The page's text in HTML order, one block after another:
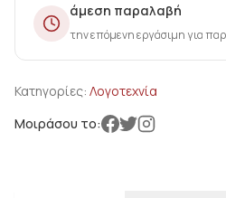
άμεση παραλαβή
την επόμενη εργάσιμη για
Κατηγορίες: Λογοτεχνία
Μοιράσου το: